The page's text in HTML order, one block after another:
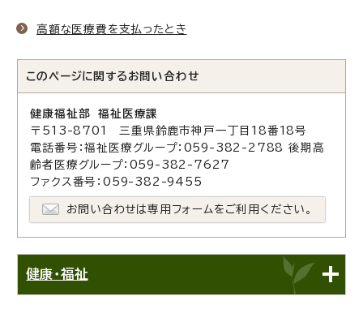
高額な医療費を支払ったとき
このページに関する お問い合わせ
健康福祉部 福祉医療課
〒513-8701 三重県鈴鹿市神戸一丁目18番18号
電話番号：福祉医療グループ：059-382-2788 後期高
齢者医療グループ：059-382-7627
ファクス番号：059-382-9455
お問い合わせは専用フォームをご利用ください。
健康・福祉